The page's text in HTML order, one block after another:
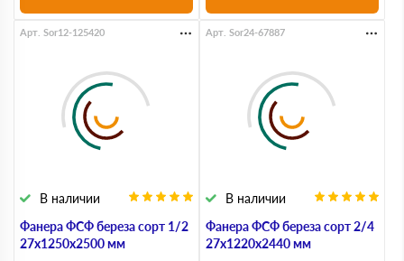
Фанера ФСФ береза сорт 1/2
27х1250х2500 мм
В наличии
Арт. Sor12-125420
Фанера ФСФ береза сорт 2/4
27х1220х2440 мм
В наличии
Арт. Sor24-67887